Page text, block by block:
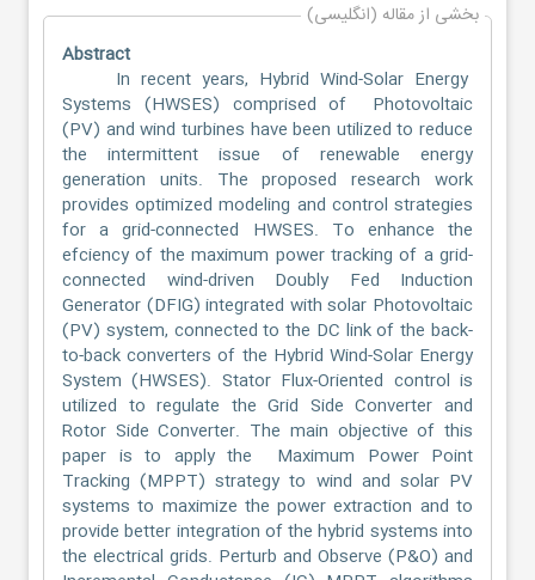
بخشی از مقاله (انگلیسی)
Abstract
In recent years, Hybrid Wind-Solar Energy
Systems (HWSES) comprised of Photovoltaic
(PV) and wind turbines have been utilized to reduce
the intermittent issue of renewable energy
generation units. The proposed research work
provides optimized modeling and control strategies
for a grid-connected HWSES. To enhance the
efciency of the maximum power tracking of a grid-
connected wind-driven Doubly Fed Induction
Generator (DFIG) integrated with solar Photovoltaic
(PV) system, connected to the DC link of the back-
to-back converters of the Hybrid Wind-Solar Energy
System (HWSES). Stator Flux-Oriented control is
utilized to regulate the Grid Side Converter and
Rotor Side Converter. The main objective of this
paper is to apply the Maximum Power Point
Tracking (MPPT) strategy to wind and solar PV
systems to maximize the power extraction and to
provide better integration of the hybrid systems into
the electrical grids. Perturb and Observe (P&O) and